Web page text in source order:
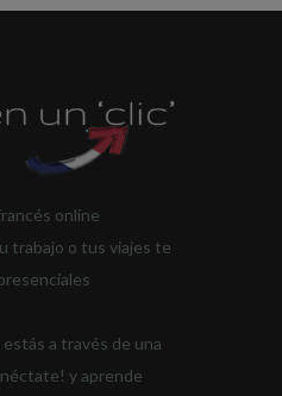
online
trabajo o tus viajes te
a través de una
y aprende